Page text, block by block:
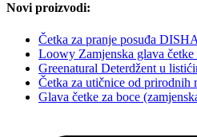
Novi proizvodi:
Četka za pranje posuđa
Loowy Zamjenska glava četke
Greenatural Deterdžent u
Četka za utičnice od prirodnih
Glava četke za boce